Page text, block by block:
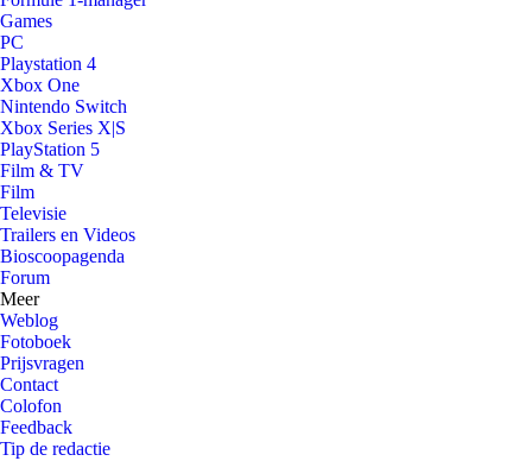
Games
PC
Playstation 4
Xbox One
Nintendo Switch
Xbox Series X|S
PlayStation 5
Film & TV
Film
Televisie
Trailers en Videos
Bioscoopagenda
Forum
Meer
Weblog
Fotoboek
Prijsvragen
Contact
Colofon
Feedback
Tip de redactie